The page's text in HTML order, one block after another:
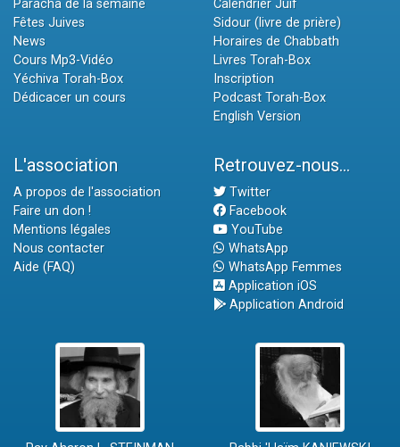
Paracha de la semaine
Fêtes Juives
News
Cours Mp3-Vidéo
Yéchiva Torah-Box
Dédicacer un cours
Calendrier Juif
Sidour (livre de prière)
Horaires de Chabbath
Livres Torah-Box
Inscription
Podcast Torah-Box
English Version
L'association
A propos de l'association
Faire un don !
Mentions légales
Nous contacter
Aide (FAQ)
Retrouvez-nous...
Twitter
Facebook
YouTube
WhatsApp
WhatsApp Femmes
Application iOS
Application Android